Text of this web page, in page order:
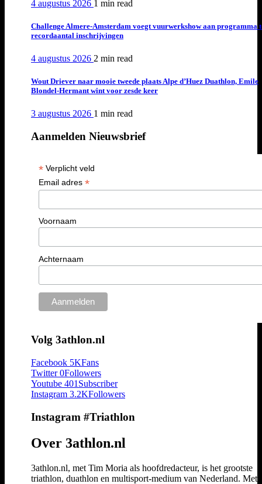
4 augustus 2026 1 min read
Challenge Almere-Amsterdam voegt vuurwerkshow aan programma
recordaantal inschrijvingen
4 augustus 2026 2 min read
Wout Driever naar mooie tweede plaats Alpe d’Huez Duathlon, Emile
Blondel-Hermant wint voor zesde keer
3 augustus 2026 1 min read
Aanmelden Nieuwsbrief
*Verplicht veld
Email adres *
Voornaam
Achternaam
Volg 3athlon.nl
Facebook 5KFans
Twitter 0Followers
Youtube 401 Subscriber
Instagram 3.2KFollowers
Instagram #Triathlon
Over 3athlon.nl
3athlon.nl, met Tim Moria als hoofdredacteur, is het grootste
triathlon, duathlon en multisport-medium van Nederland. Met